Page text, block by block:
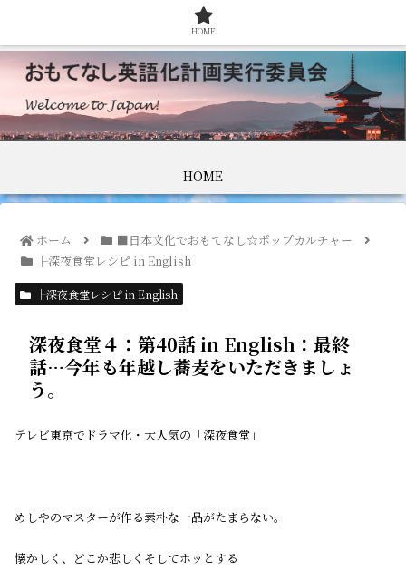
HOME
ホーム
■日本文化でおもてなし☆ポップカルチャー
├深夜食堂レシピ in English
├深夜食堂レシピ in English
深夜食堂４：第40話 in English：最終
話…今年も年越し蕎麦をいただきましょ
う。
テレビ東京でドラマ化・大人気の「深夜食堂」
めしやのマスターが作る素朴な一品がたまらない。
懐かしく、どこか悲しくそしてホッとする
HOME